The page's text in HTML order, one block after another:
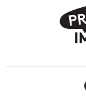
Nachhaltigkeit